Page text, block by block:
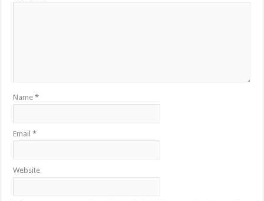
Name*
Email*
Website